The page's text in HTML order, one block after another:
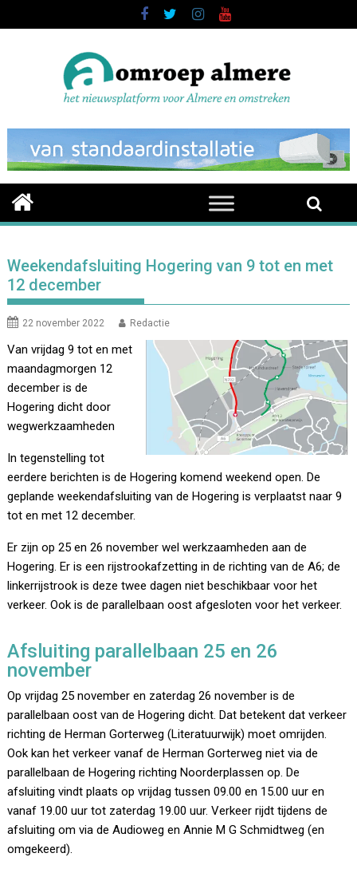
to
Weekendafsluiting Hogering van 9 tot en met
12 december
22 november 2022 Redactie
Van vrijdag 9 tot en met
maandagmorgen 12
december is de
Hogering dicht door
wegwerkzaamheden
In tegenstelling tot
eerdere berichten is de Hogering komend weekend open. De
geplande weekendafsluiting van de Hogering is verplaatst naar 9
tot en met 12 december.
Er zijn op 25 en 26 november wel werkzaamheden aan de
Hogering. Er is een rijstrookafzetting in de richting van de A6; de
linkerrijstrook is deze twee dagen niet beschikbaar voor het
verkeer. Ook is de parallelbaan oost afgesloten voor het verkeer.
Afsluiting parallelbaan 25 en 26
november
Op vrijdag 25 november en zaterdag 26 november is de
parallelbaan oost van de Hogering dicht. Dat betekent dat verkeer
richting de Herman Gorterweg (Literatuurwijk) moet omrijden.
Ook kan het verkeer vanaf de Herman Gorterweg niet via de
parallelbaan de Hogering richting Noorderplassen op. De
afsluiting vindt plaats op vrijdag tussen 09.00 en 15.00 uur en
vanaf 19.00 uur tot zaterdag 19.00 uur. Verkeer rijdt tijdens de
afsluiting om via de Audioweg en Annie M G Schmidtweg (en
omgekeerd).